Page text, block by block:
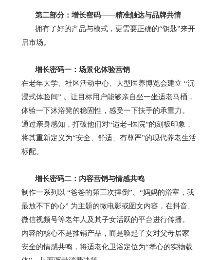
第二部分：增长密码——精准触达与品牌共情
拥有了好的产品与模式，更需要正确的“钥匙”来开
启市场。
增长密码一：场景化体验营销
在老年大学、社区活动中心、大型医养博览会建立 “沉
浸式体验间” 。让目标用户能够亲自坐一坐适老马桶，
体验一下沐浴凳的稳固性，感受一下扶手的承重力。
通过亲身感知，打破他们对“适老=医院”的刻板印象，
将其重新定义为“安全、舒适、有尊严”的现代养老生活
标配。
增长密码二：内容营销与情感共鸣
制作一系列以 “爸爸的第三次摔倒”、“妈妈的浴室，我
最放不下的心” 为主题的微电影或图文内容，在抖音、
微信视频号等老年人及其子女活跃的平台进行传播。
内容的核心不是推销产品，而是唤起子女对父母居家
安全的情感共鸣，将适老化卫浴定位为“孝心的实物载